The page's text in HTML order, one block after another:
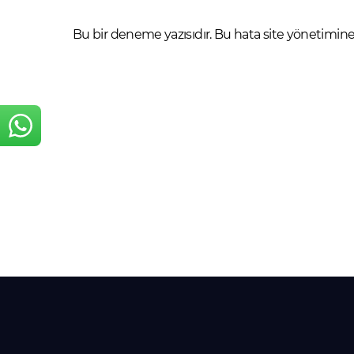
Bu bir deneme yazısıdır. Bu hata site